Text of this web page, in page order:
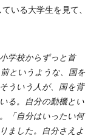
いる大学生を見て、
学校からずっと首
というような、国を
ういう人が、国を背
る。自分の動機とい
「自分はいったい何
ました。自分さえよ